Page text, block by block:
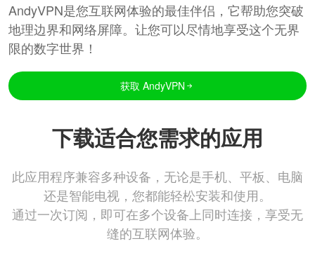
AndyVPN是您互联网体验的最佳伴侣，它帮助您突破
地理边界和网络屏障。让您可以尽情地享受这个无界
限的数字世界！
获取 AndyVPN
下载适合您需求的应用
此应用程序兼容多种设备，无论是手机、平板、电脑
还是智能电视，您都能轻松安装和使用。
通过一次订阅，即可在多个设备上同时连接，享受无
缝的互联网体验。